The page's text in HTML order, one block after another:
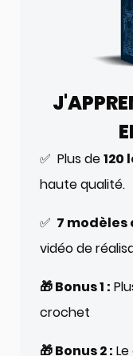
✅ Plus de120
haute qualité.
✅ 7
vidéo de
🎁 Bonus 1 :
crochet
🎁 Bonus 2 :